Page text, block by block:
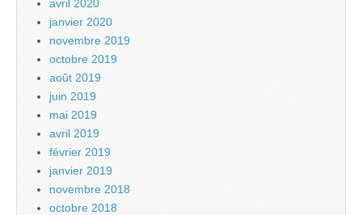
avril 2020
janvier 2020
novembre 2019
octobre 2019
août 2019
juin 2019
mai 2019
avril 2019
février 2019
janvier 2019
novembre 2018
octobre 2018